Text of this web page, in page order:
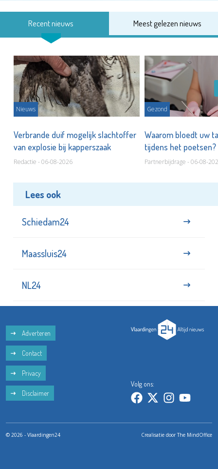
Recent nieuws Meest gelezen nieuws
Nieuws
Verbrande duif mogelijk slachtoffer
van explosie bij kapperszaak
Redactie - 06-08-2026
Gezond
Waarom bloedt uw
tijdens het poetsen?
Partnerbijdrage - 06-08-
Lees ook
Schiedam24
Maassluis24
NL24
Adverteren
Contact
Privacy
Disclaimer
Volg ons:
© 2026 - Vlaardingen24 Crealisatie doorThe MindOffice